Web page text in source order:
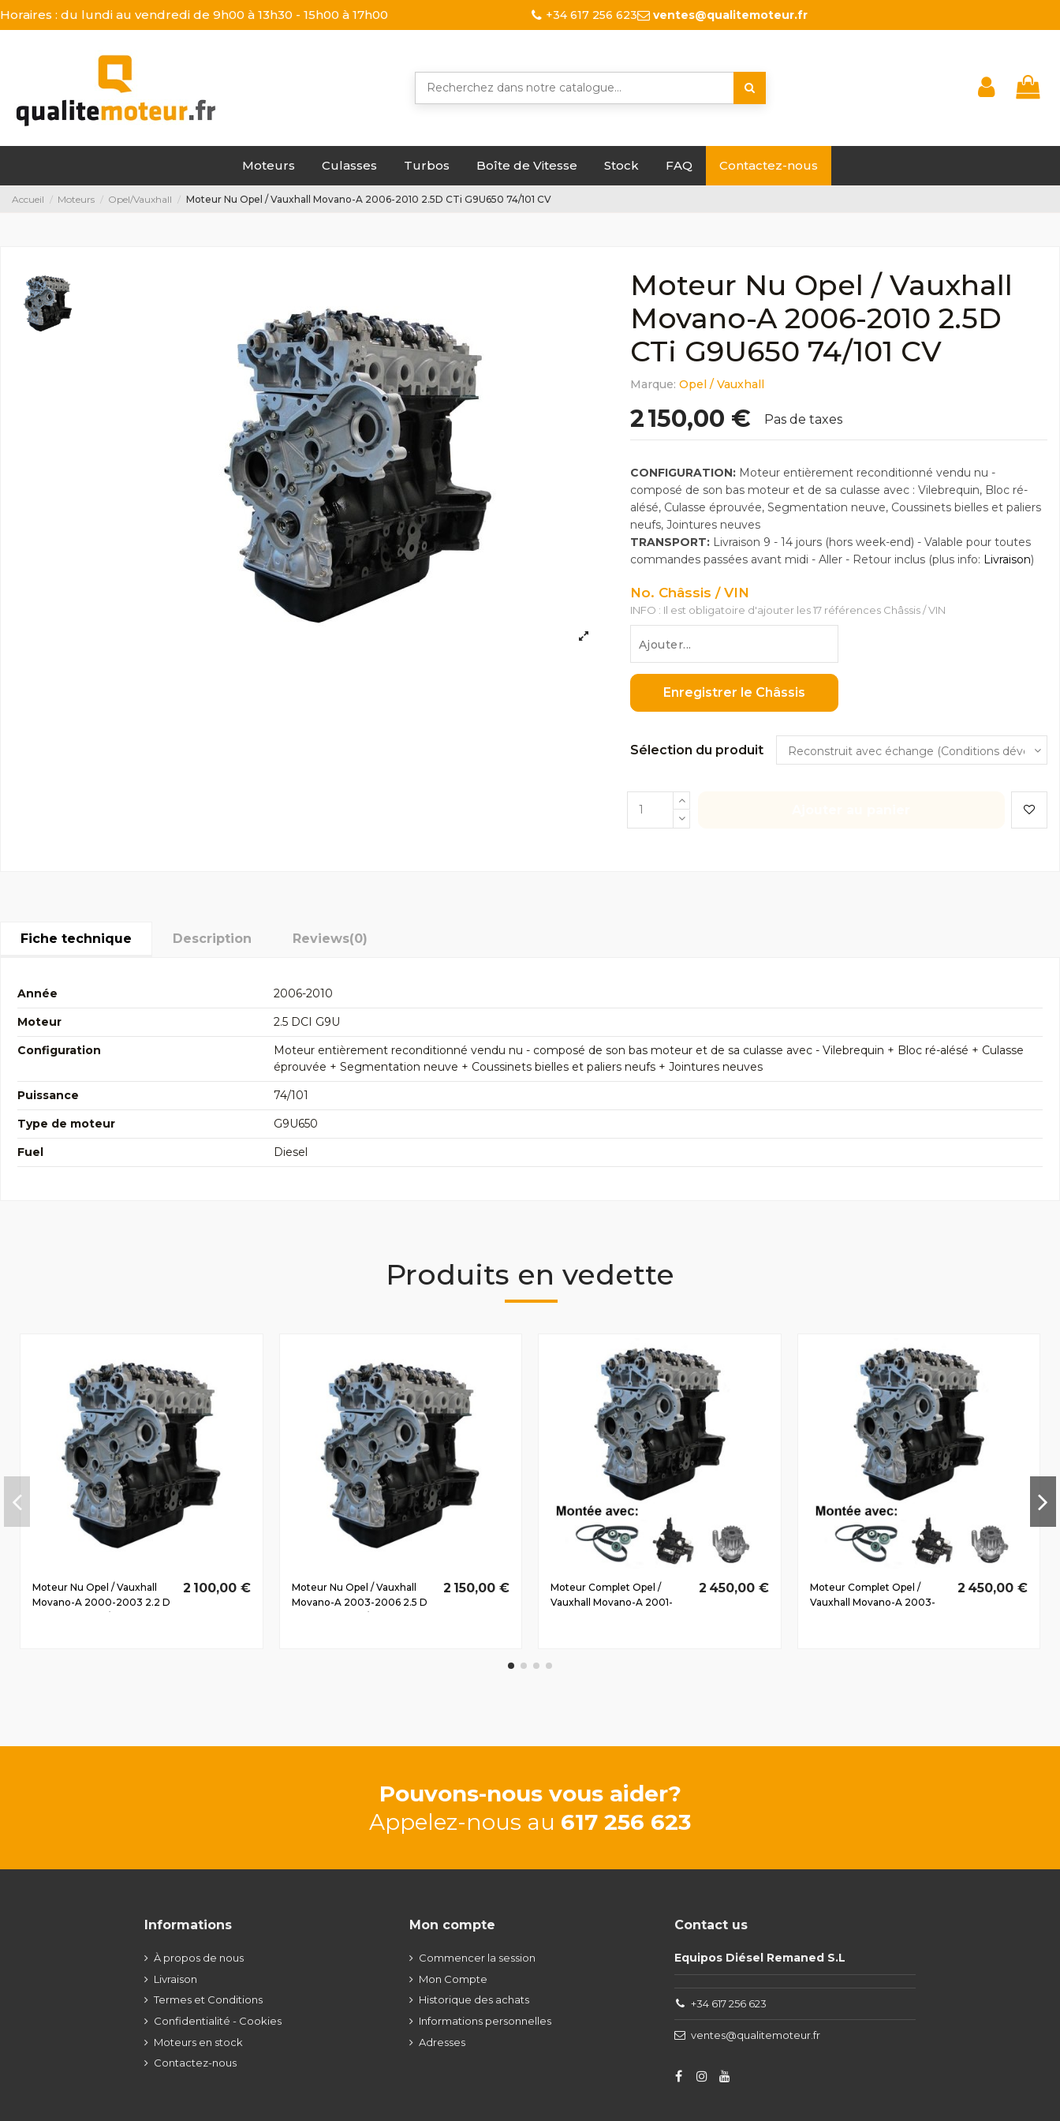
Horaires : du lundi au vendredi de 9h00 à 13h30 - 15h00 à 17h00 +34 617 256 623 ventes@qualitemoteur.fr
Moteurs Culasses Turbos Boîte de Vitesse Stock FAQ Contactez-nous
Accueil Moteurs Opel/Vauxhall Moteur Nu Opel / Vauxhall Movano-A 2006-2010 2.5D CTi G9U650 74/101 CV
Moteur Nu Opel / Vauxhall
Movano-A 2006-2010 2.5D
CTi G9U650 74/101 CV
Marque: Opel / Vauxhall
2 150,00 € Pas de taxes
CONFIGURATION:Moteur entièrement reconditionné vendu nu -
composé de son bas moteur et de sa culasse avec : Vilebrequin, Bloc ré-
alésé, Culasse éprouvée, Segmentation neuve, Coussinets bielles et paliers
neufs, Jointures neuves
TRANSPORT: Livraison 9 - 14 jours (hors week-end) - Valable pour toutes
commandes passées avant midi - Aller - Retour inclus (plus info: Livraison)
No. Châssis / VIN
INFO : Il est obligatoire d'ajouter les 17 références Châssis / VIN
Enregistrer le Châssis
Sélection du produit
Fiche technique Description Reviews(0)
Année
2006-2010
Moteur
2.5 DCI G9U
Configuration
Moteur entièrement reconditionné vendu nu - composé de son bas moteur et de sa culasse avec - Vilebrequin + Bloc ré-alésé + Culasse
éprouvée + Segmentation neuve + Coussinets bielles et paliers neufs + Jointures neuves
Puissance
74/101
Type de moteur
G9U650
Fuel
Diesel
Produits en vedette
Moteur Nu Opel / Vauxhall
Movano-A 2000-2003 2.2 D
2 100,00 €
Moteur Nu Opel / Vauxhall
Movano-A 2003-2006 2.5 D
2 150,00 €
Moteur Complet Opel /
Vauxhall Movano-A 2001-
2 450,00 €
Moteur Complet Opel /
Vauxhall Movano-A 2003-
2 450,00 €
Pouvons-nous vous aider?
Appelez-nous au 617 256 623
Informations
À propos de nous
Livraison
Termes et Conditions
Confidentialité - Cookies
Moteurs en stock
Contactez-nous
Mon compte
Commencer la session
Mon Compte
Historique des achats
Informations personnelles
Adresses
Contact us
Equipos Diésel Remaned S.L
+34 617 256 623
ventes@qualitemoteur.fr